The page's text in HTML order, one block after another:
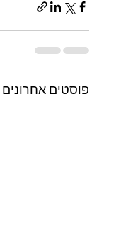
פוסטים אחרונים